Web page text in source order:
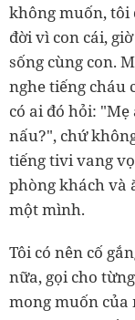
không muốn, tôi
đời vì con cái,
sống cùng con.
nghe tiếng cháu
có ai đó hỏi: "Mẹ
nấu?", chứ
tiếng tivi vang
phòng khách và
một mình.
Tôi có nên cố
nữa, gọi cho
mong muốn của